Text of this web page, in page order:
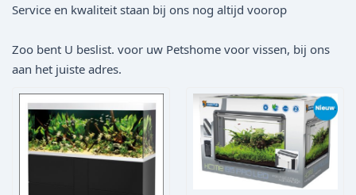
Service en kwaliteit staan bij ons nog altijd voorop
Zoo bent U beslist. voor uw Petshome voor vissen, bij ons
aan het juiste adres.